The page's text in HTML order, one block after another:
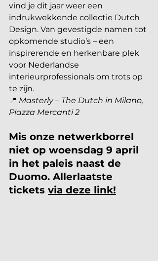
vind je dit jaar weer een
indrukwekkende collectie Dutch
Design. Van gevestigde namen tot
opkomende studio’s – een
inspirerende en herkenbare plek
voor Nederlandse
interieurprofessionals om trots op
te zijn.
📍 Masterly – The Dutch in Milano,
Piazza Mercanti 2
Mis onze netwerkborrel
niet op woensdag 9 april
in het paleis naast de
Duomo. Allerlaatste
tickets via deze link!